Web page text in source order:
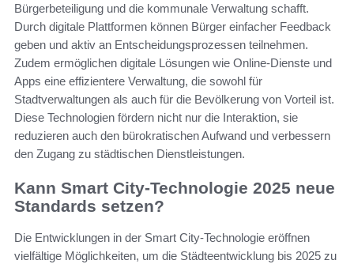
Bürgerbeteiligung und die kommunale Verwaltung schafft.
Durch digitale Plattformen können Bürger einfacher Feedback
geben und aktiv an Entscheidungsprozessen teilnehmen.
Zudem ermöglichen digitale Lösungen wie Online-Dienste und
Apps eine effizientere Verwaltung, die sowohl für
Stadtverwaltungen als auch für die Bevölkerung von Vorteil ist.
Diese Technologien fördern nicht nur die Interaktion, sie
reduzieren auch den bürokratischen Aufwand und verbessern
den Zugang zu städtischen Dienstleistungen.
Kann Smart City-Technologie 2025 neue
Standards setzen?
Die Entwicklungen in der Smart City-Technologie eröffnen
vielfältige Möglichkeiten, um die Städteentwicklung bis 2025 zu